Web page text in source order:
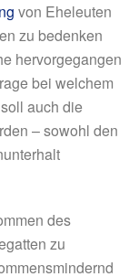
von Eheleuten
zu bedenken
hervorgegangen
bei welchem
auch die
– sowohl den
des
zu